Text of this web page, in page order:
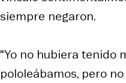
siempre negaron.
"Yo no hubiera tenido
pololeábamos, pero